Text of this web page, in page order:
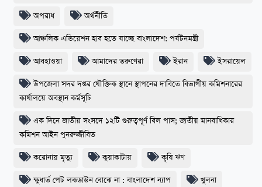
অপরাধ অর্থনীতি
আঞ্চলিক এভিয়েশন হাব হতে যাচ্ছে বাংলাদেশ: পর্যটনমন্ত্রী
আবহাওয়া আমাদের তরুণেরা ইরান ইসরায়েল
উপজেলা সদর দপ্তর যৌক্তিক স্থানে স্থাপনের দাবিতে বিভাগীয় কমিশনারের
কার্যালয়ে অবস্থান কর্মসূচি
এক দিনে জাতীয় সংসদে ১২টি গুরুত্বপূর্ণ বিল পাস; জাতীয় মানবাধিকার
কমিশন আইন পুনরুজ্জীবিত
করোনায় মৃত্যু কুয়াকাটায় কৃষি ঋণ
ক্ষুধার্ত পেট লকডাউন বোঝে না : বাংলাদেশ ন্যাপ খুলনা